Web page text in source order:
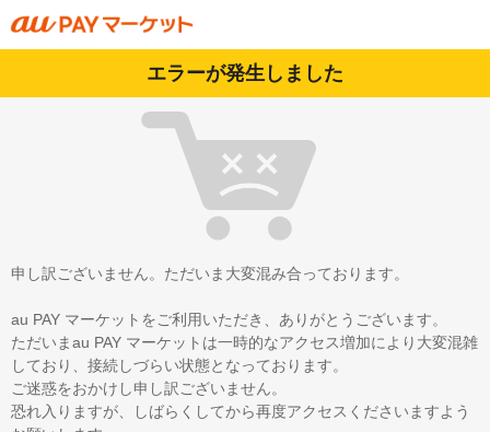
エラーが発生しました
申し訳ございません。ただいま大変混み合っております。
au PAY マーケットをご利用いただき、ありがとうございます。
ただいまau PAY マーケットは一時的なアクセス増加により大変混雑
しており、接続しづらい状態となっております。
ご迷惑をおかけし申し訳ございません。
恐れ入りますが、しばらくしてから再度アクセスくださいますよう